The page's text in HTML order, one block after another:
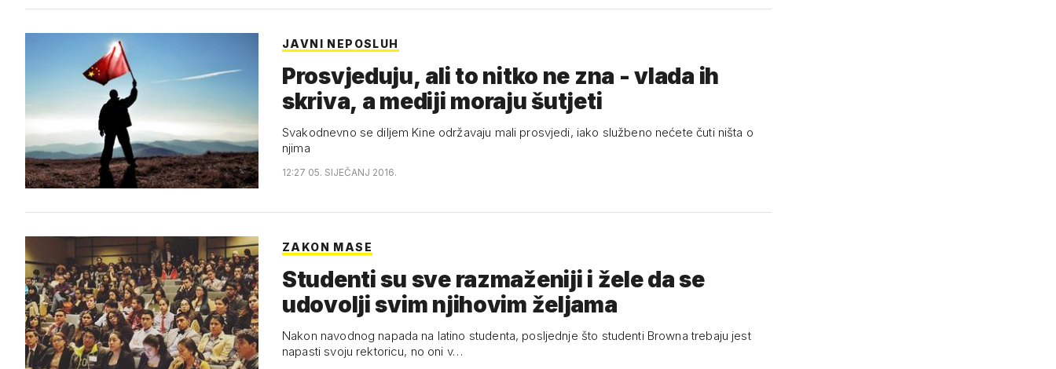
JAVNI NEPOSLUH
Prosvjeduju, ali to nitko ne zna - vlada ih
skriva, a mediji moraju šutjeti
Svakodnevno se diljem Kine održavaju mali prosvjedi, iako službeno nećete čuti ništa o
njima
12:27 05. SIJEČANJ 2016.
ZAKON MASE
Studenti su sve razmaženiji i žele da se
udovolji svim njihovim željama
Nakon navodnog napada na latino studenta, posljednje što studenti Browna trebaju jest
napasti svoju rektoricu, no oni v…